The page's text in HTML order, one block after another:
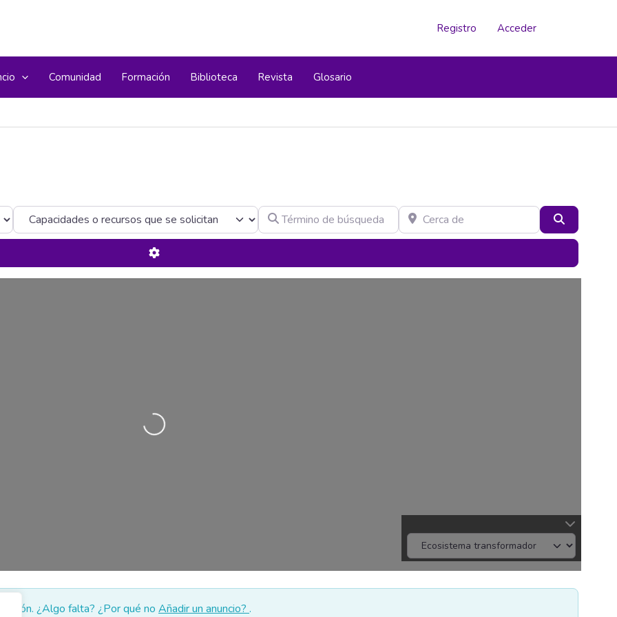
Registro Acceder
Comunidad Formación Biblioteca Revista Glosario
Término de búsqueda Cerca de Buscar
Advanced Filters
Cargando…
¿Algo falta? ¿Por qué no Añadir un anuncio? .